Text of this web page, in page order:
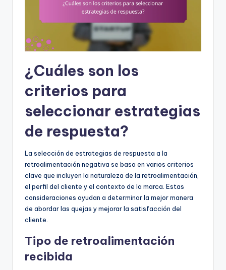
¿Cuáles son los
criterios para
seleccionar estrategias
de respuesta?
La selección de estrategias de respuesta a la
retroalimentación negativa se basa en varios criterios
clave que incluyen la naturaleza de la retroalimentación,
el perfil del cliente y el contexto de la marca. Estas
consideraciones ayudan a determinar la mejor manera
de abordar las quejas y mejorar la satisfacción del
cliente.
Tipo de retroalimentación
recibida